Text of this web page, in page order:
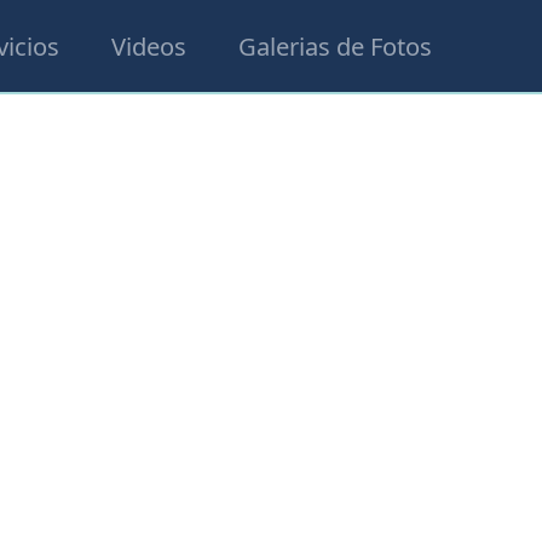
Videos Galerias de Fotos